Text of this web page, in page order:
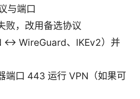
与端口
败，改用备选协议
↔ WireGuard、IKEv2）并
端口 443 运行 VPN（如果可